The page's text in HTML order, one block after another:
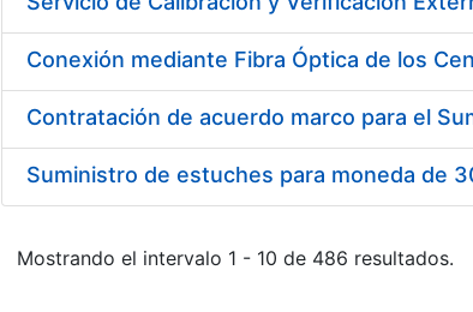
Suministro de estuches para moneda de
Mostrando el intervalo 1 - 10 de 486 resultados.